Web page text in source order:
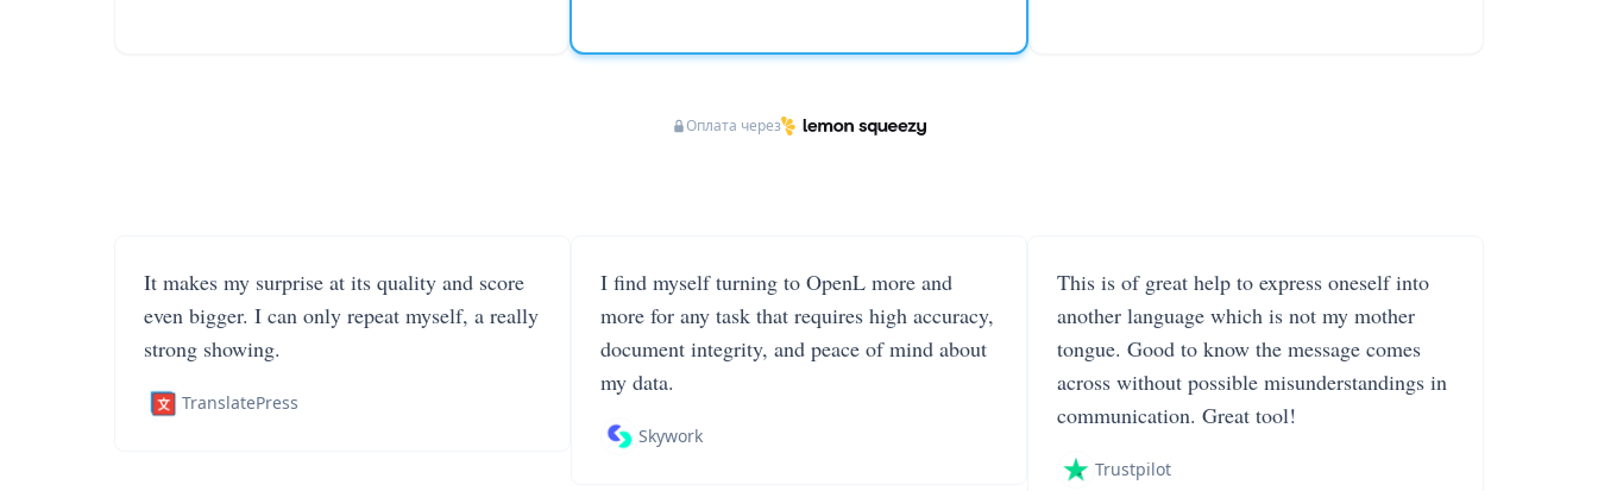
Оплата через
It makes my surprise at its quality and score
even bigger. I can only repeat myself, a really
strong showing.
TranslatePress
I find myself turning to OpenL more and
more for any task that requires high accuracy,
document integrity, and peace of mind about
my data.
Skywork
This is of great help to express oneself into
another language which is not my mother
tongue. Good to know the message comes
across without possible misunderstandings in
communication. Great tool!
Trustpilot